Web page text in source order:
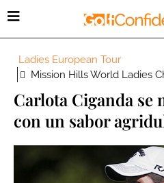
Ladies European Tour
Mission Hills World Ladies
Carlota Ciganda se
con un sabor